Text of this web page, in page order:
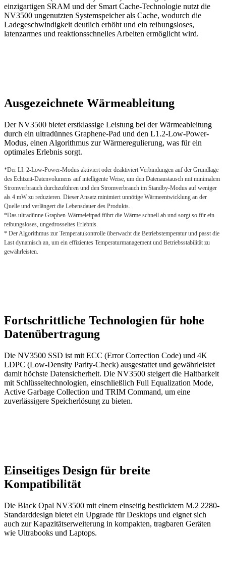
einzigartigen SRAM und der Smart Cache-Technologie nutzt die
NV3500 ungenutzten Systemspeicher als Cache, wodurch die
Ladegeschwindigkeit deutlich erhöht und ein reibungsloses,
latenzarmes und reaktionsschnelles Arbeiten ermöglicht wird.
Ausgezeichnete Wärmeableitung
Der NV3500 bietet erstklassige Leistung bei der Wärmeableitung
durch ein ultradünnes Graphene-Pad und den L1.2-Low-Power-
Modus, einen Algorithmus zur Wärmeregulierung, was für ein
optimales Erlebnis sorgt.
*Der LI. 2-Low-Power-Modus aktiviert oder deaktiviert Verbindungen auf der Grundlage
des Echtzeit-Datenvolumens auf intelligente Weise, um den Datenaustausch mit minimalem
Stromverbrauch durchzuführen und den Stromverbrauch im Standby-Modus auf weniger
als 4 mW zu reduzieren. Dieser Ansatz minimiert unnötige Wärmeentwicklung an der
Quelle und verlängert die Lebensdauer des Produkts.
*Das ultradünne Graphen-Wärmeleitpad führt die Wärme schnell ab und sorgt so für ein
reibungsloses, ungedrosseltes Erlebnis.
* Der Algorithmus zur Temperatukontrolle überwacht die Betriebstemperatur und passt die
Last dynamisch an, um ein effizientes Temperaturmanagement und Betriebsstabilität zu
gewährleisten.
Fortschrittliche Technologien für hohe
Datenübertragung
Die NV3500 SSD ist mit ECC (Error Correction Code) und 4K
LDPC (Low-Density Parity-Check) ausgestattet und gewährleistet
damit höchste Datensicherheit. Die NV3500 steigert die Haltbarkeit
mit Schlüsseltechnologien, einschließlich Full Equalization Mode,
Active Garbage Collection und TRIM Command, um eine
zuverlässigere Speicherlösung zu bieten.
Einseitiges Design für breite
Kompatibilität
Die Black Opal NV3500 mit einem einseitig bestücktem M.2 2280-
Standarddesign bietet ein Upgrade für Desktops und eignet sich
auch zur Kapazitätserweiterung in kompakten, tragbaren Geräten
wie Ultrabooks und Laptops.